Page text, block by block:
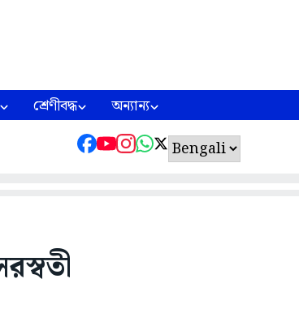
শ্রেণীবদ্ধ অন্যান্য